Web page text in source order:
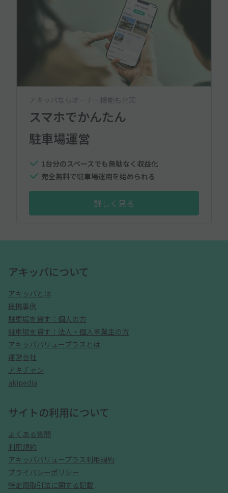
アキッパならオーナー機能も充実
スマホでかんたん
駐車場運営
1台分のスペースでも無駄なく収益化
完全無料で駐車場運用を始められる
詳しく見る
アキッパについて
アキッパとは
提携事例
駐車場を貸す：個人の方
駐車場を貸す：法人・個人事業主の方
アキッパバリュープラスとは
運営会社
アキチャン
akipedia
サイトの利用について
よくある質問
利用規約
アキッパバリュープラス利用規約
プライバシーポリシー
特定商取引法に関する記載